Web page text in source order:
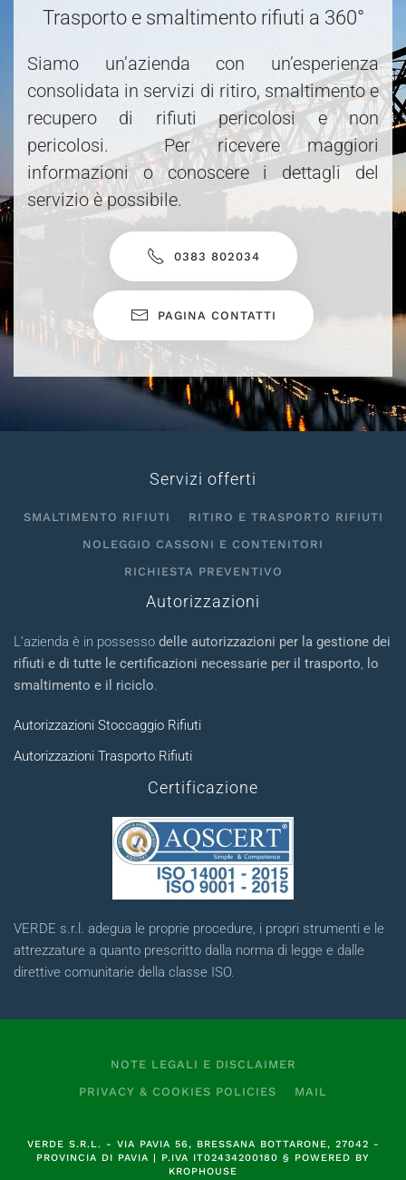
Trasporto e smaltimento rifiuti a 360°
Siamo un’azienda con un’esperienza
consolidata in servizi di ritiro, smaltimento e
recupero di rifiuti pericolosi e non
pericolosi. Per ricevere maggiori
informazioni o conoscere i dettagli del
servizio è possibile.
0383 802034
PAGINA CONTATTI
Servizi offerti
SMALTIMENTO RIFIUTI
RITIRO E TRASPORTO RIFIUTI
NOLEGGIO CASSONI E CONTENITORI
RICHIESTA PREVENTIVO
Autorizzazioni
L’azienda è in possesso delle autorizzazioni per la gestione dei
rifiuti e di tutte le certificazioni necessarie per il trasporto
lo
smaltimento e il riciclo
Autorizzazioni Stoccaggio Rifiuti
Autorizzazioni Trasporto Rifiuti
Certificazione
VERDE s.r.l. adegua le proprie procedure, i propri strumenti e le
attrezzature a quanto prescritto dalla norma di legge e dalle
direttive comunitarie della classe ISO.
NOTE LEGALI E DISCLAIMER
PRIVACY & COOKIES POLICIES
MAIL
VERDE S.R.L.
- VIA PAVIA 56, BRESSANA BOTTARONE, 27042 -
PROVINCIA DI PAVIA | P.IVA IT02434200180 § POWERED BY
KROPHOUSE